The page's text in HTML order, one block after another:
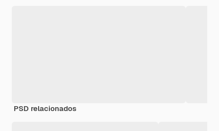
PSD relacionados